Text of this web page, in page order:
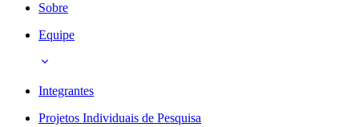
Sobre
Equipe
Integrantes
Projetos Individuais de Pesquisa